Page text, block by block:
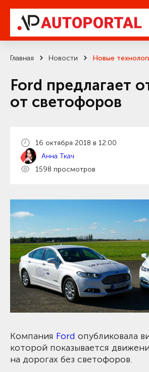
Главная Новости Новые
Ford предлагает
от светофоров
16 октября 2018 в 12:00
Анна Ткач
1598 просмотров
Компания Ford опубликовала
которой показывается
на дорогах без светофоров.